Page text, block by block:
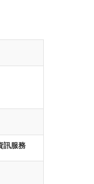
訊服務